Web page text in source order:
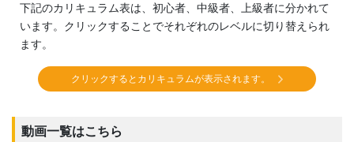
下記のカリキュラム表は、初心者、中級者、上級者に分かれて
います。クリックすることでそれぞれのレベルに切り替えられ
ます。
クリックするとカリキュラムが表示されます。
動画一覧はこちら